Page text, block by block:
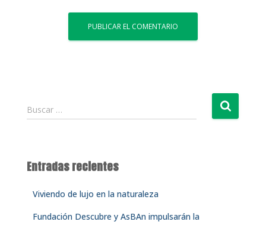
B
u
r
Buscar …
Entradas recientes
Viviendo de lujo en la naturaleza
Fundación Descubre y AsBAn impulsarán la